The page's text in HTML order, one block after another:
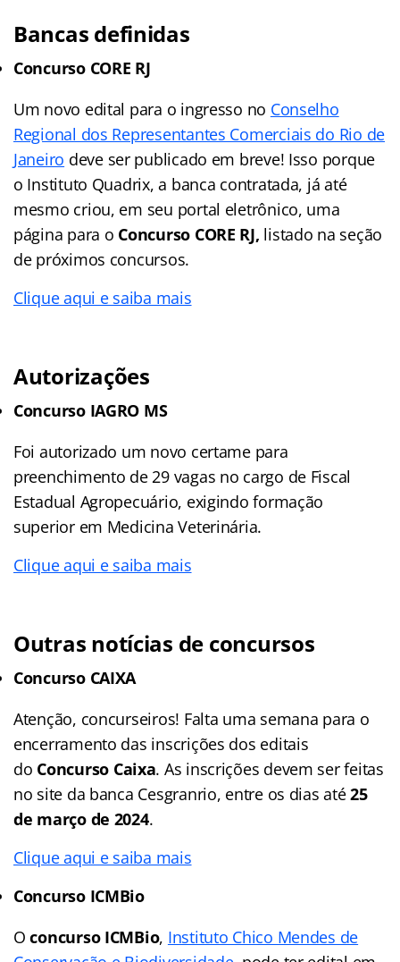
Bancas definidas
Concurso CORE RJ
Um novo edital para o ingresso no Conselho
Regional dos Representantes Comerciais do Rio de
Janeiro deve ser publicado em breve! Isso porque
o Instituto Quadrix, a banca contratada, já até
mesmo criou, em seu portal eletrônico, uma
página para o Concurso CORE RJ, listado na seção
de próximos concursos.
Clique aqui e saiba mais
Autorizações
Concurso IAGRO MS
Foi autorizado um novo certame para
preenchimento de 29 vagas no cargo de Fiscal
Estadual Agropecuário, exigindo formação
superior em Medicina Veterinária.
Clique aqui e saiba mais
Outras notícias de concursos
Concurso CAIXA
Atenção, concurseiros! Falta uma semana para o
encerramento das inscrições dos editais
do Concurso Caixa. As inscrições devem ser feitas
no site da banca Cesgranrio, entre os dias até25
de março de 2024.
Clique aqui e saiba mais
Concurso ICMBio
Oconcurso ICMBio, Instituto Chico Mendes de